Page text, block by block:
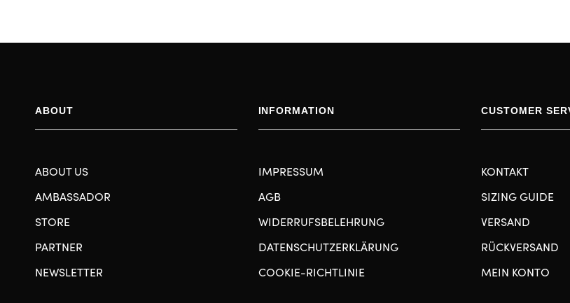
ABOUT
ABOUT US
AMBASSADOR
STORE
PARTNER
NEWSLETTER
INFORMATION
IMPRESSUM
AGB
WIDERRUFSBELEHRUNG
DATENSCHUTZERKLÄRUNG
COOKIE-RICHTLINIE
CUSTOMER
KONTAKT
SIZING GUIDE
VERSAND
RÜCKVERSAND
MEIN KONTO